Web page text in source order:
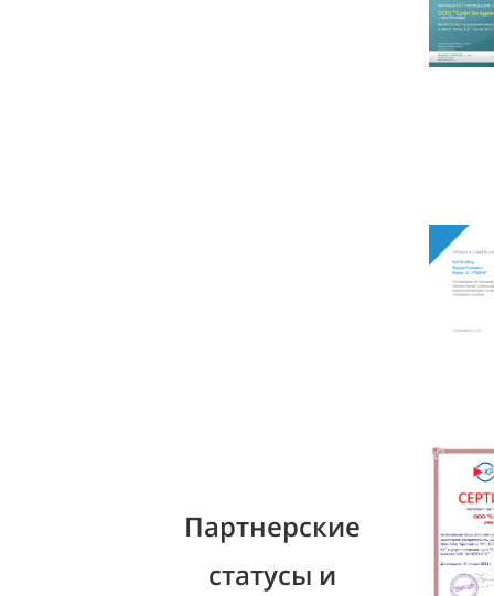
Партнерские
статусы и